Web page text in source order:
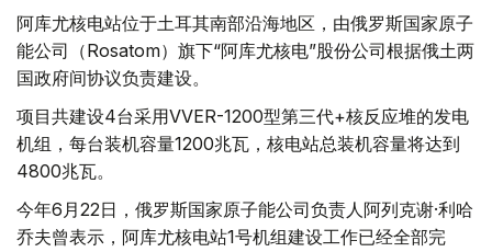
阿库尤核电站位于土耳其南部沿海地区，由俄罗斯国家原子
能公司（Rosatom）旗下“阿库尤核电”股份公司根据俄土两
国政府间协议负责建设。
项目共建设4台采用VVER-1200型第三代+核反应堆的发电
机组，每台装机容量1200兆瓦，核电站总装机容量将达到
4800兆瓦。
今年6月22日，俄罗斯国家原子能公司负责人阿列克谢·利哈
乔夫曾表示，阿库尤核电站1号机组建设工作已经全部完